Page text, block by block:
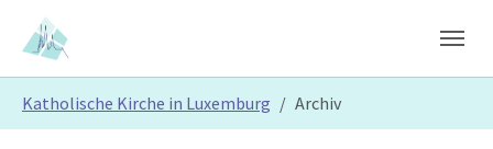
Skip to main content
Skip to page footer
Katholische Kirche in Luxemburg Archiv